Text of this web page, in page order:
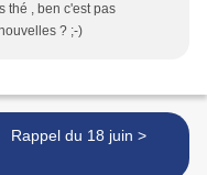
thé , ben c'est pas
? ;-)
Rappel du 18 juin >